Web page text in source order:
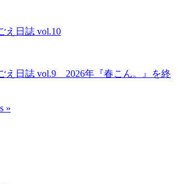
え日誌 vol.10
え日誌 vol.9 2026年『春こん。』を終
»